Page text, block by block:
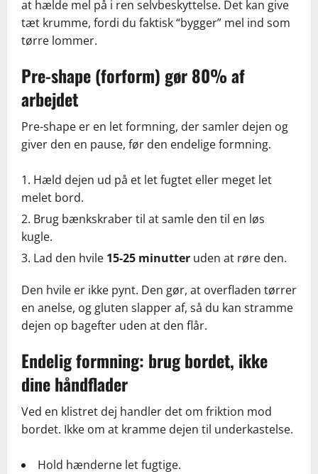
at hælde mel på i ren selvbeskyttelse. Det kan give
tæt krumme, fordi du faktisk “bygger” mel ind som
tørre lommer.
Pre-shape (forform) gør 80% af
arbejdet
Pre-shape er en let formning, der samler dejen og
giver den en pause, før den endelige formning.
Hæld dejen ud på et let fugtet eller meget let
melet bord.
Brug bænkskraber til at samle den til en løs
kugle.
Lad den hvile 15-25 minutter uden at røre den.
Den hvile er ikke pynt. Den gør, at overfladen tørrer
en anelse, og gluten slapper af, så du kan stramme
dejen op bagefter uden at den flår.
Endelig formning: brug bordet, ikke
dine håndflader
Ved en klistret dej handler det om friktion mod
bordet. Ikke om at kramme dejen til underkastelse.
Hold hænderne let fugtige.